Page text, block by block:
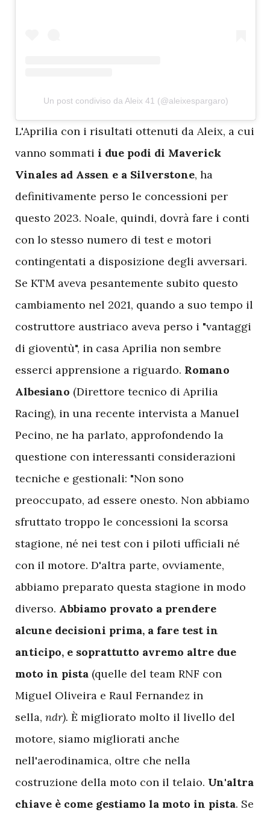
Un post condiviso da Aleix 41 (@aleixespargaro)
L'Aprilia con i risultati ottenuti da Aleix, a cui
vanno sommati i due podi di Maverick
Vinales ad Assen e a Silverstone, ha
definitivamente perso le concessioni per
questo 2023. Noale, quindi, dovrà fare i conti
con lo stesso numero di test e motori
contingentati a disposizione degli avversari.
Se KTM aveva pesantemente subito questo
cambiamento nel 2021, quando a suo tempo il
costruttore austriaco aveva perso i "vantaggi
di gioventù", in casa Aprilia non sembre
esserci apprensione a riguardo. Romano
Albesiano (Direttore tecnico di Aprilia
Racing), in una recente intervista a Manuel
Pecino, ne ha parlato, approfondendo la
questione con interessanti considerazioni
tecniche e gestionali: "Non sono
preoccupato, ad essere onesto. Non abbiamo
sfruttato troppo le concessioni la scorsa
stagione, né nei test con i piloti ufficiali né
con il motore. D'altra parte, ovviamente,
abbiamo preparato questa stagione in modo
diverso. Abbiamo provato a prendere
alcune decisioni prima, a fare test in
anticipo, e soprattutto avremo altre due
moto in pista (quelle del team RNF con
Miguel Oliveira e Raul Fernandez in
sella, ndr). È migliorato molto il livello del
motore, siamo migliorati anche
nell'aerodinamica, oltre che nella
costruzione della moto con il telaio. Un'altra
chiave è come gestiamo la moto in pista. Se